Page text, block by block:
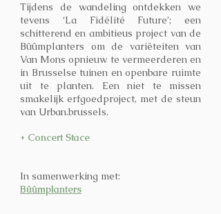
Tijdens de wandeling ontdekken we
tevens ‘La Fidélité Future’; een
schitterend en ambitieus project van de
Bûûmplanters om de variëteiten van
Van Mons opnieuw te vermeerderen en
in Brusselse tuinen en openbare ruimte
uit te planten. Een niet te missen
smakelijk erfgoedproject, met de steun
van Urban.brussels.
+ ConcertStace
In samenwerking met:
Bûûmplanters